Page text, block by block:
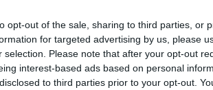
opt-out of the sale, sharing to third parties, or
for targeted advertising by us, please
selection. Please note that after your opt-out
interest-based ads based on personal
to third parties prior to your opt-out.